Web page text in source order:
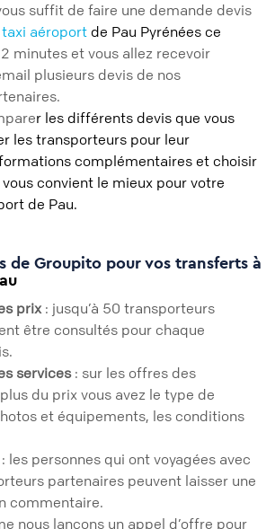
suffit de faire une demande devis
aéroport de Pau Pyrénées ce
minutes et vous allez recevoir
plusieurs devis de nos
r les différents devis que vous
les transporteurs pour leur
complémentaires et choisir
convient le mieux pour votre
de Pau.
de Groupito pour vos transferts à
prix: jusqu’à 50 transporteurs
être consultés pour chaque
services : sur les offres des
du prix vous avez le type de
et équipements, les conditions
: les personnes qui ont voyagées avec
partenaires peuvent laisser une
commentaire.
nous lançons un appel d’offre pour